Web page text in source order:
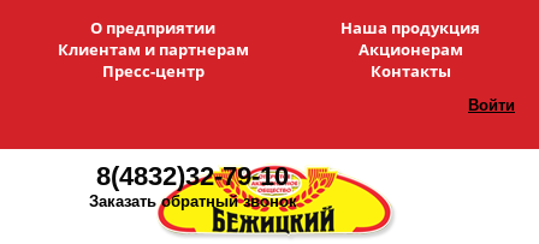
О предприятии
Наша продукция
Клиентам и партнерам
Акционерам
Пресс-центр
Контакты
8(4832)32-79-10
Заказать обратный звонок
Войти